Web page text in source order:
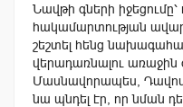
Նավթի գների
հակամարտության
շեշտել հենց
վերադառնալու առաջին
Մասնավորապես,
նա պնդել էր, որ նման